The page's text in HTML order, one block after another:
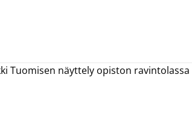
Tuomisen näyttely opiston ravintolassa